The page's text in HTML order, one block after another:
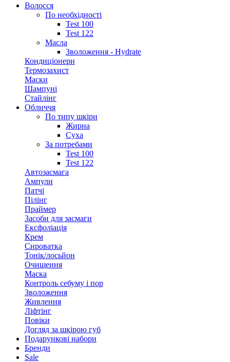
Волосся
По необхідності
Test 100
Test 122
Масла
Зволоження - Hydrate
Кондиціонери
Термозахист
Маски
Шампуні
Стайлінг
Обличчя
По типу шкіри
Жирна
Суха
За потребами
Test 100
Test 122
Автозасмага
Ампули
Патчі
Пілінг
Праймер
Засоби для засмаги
Ексфоліація
Крем
Сироватка
Тонік/лосьйон
Очищення
Маска
Контроль себуму і пор
Зволоження
Живлення
Ліфтінг
Повіки
Догляд за шкірою губ
Подарункові набори
Бренди
Sale